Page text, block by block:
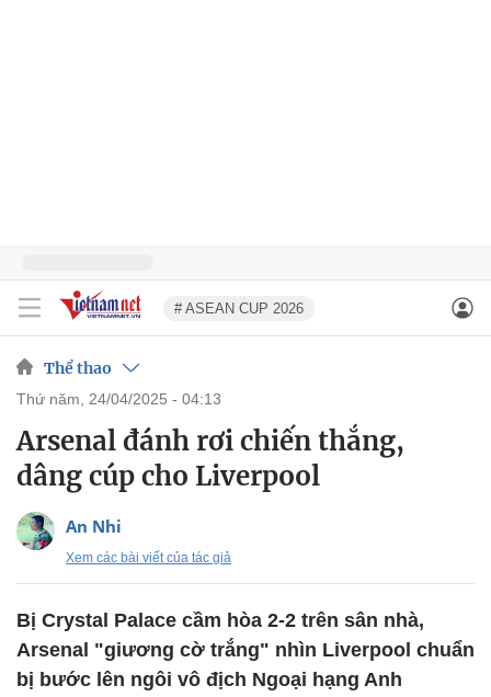
# ASEAN CUP 2026
Thể thao
thứ năm, 24/04/2025 - 04:13
Arsenal đánh rơi chiến thắng,
dâng cúp cho Liverpool
An Nhi
Xem các bài viết của tác giả
Bị Crystal Palace cầm hòa 2-2 trên sân nhà,
Arsenal "giương cờ trắng" nhìn Liverpool chuẩn
bị bước lên ngôi vô địch Ngoại hạng Anh